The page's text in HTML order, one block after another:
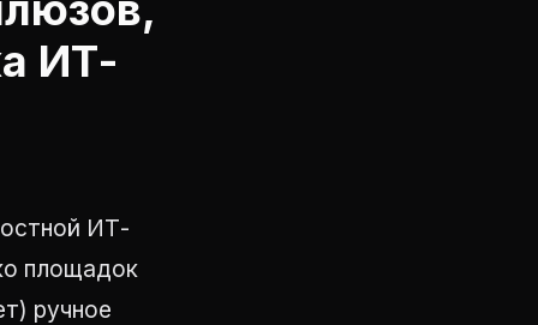
ИТ-
ИТ-
площадок
ручное